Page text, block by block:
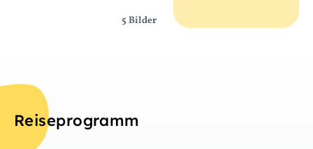
5 Bilder
Reiseprogramm